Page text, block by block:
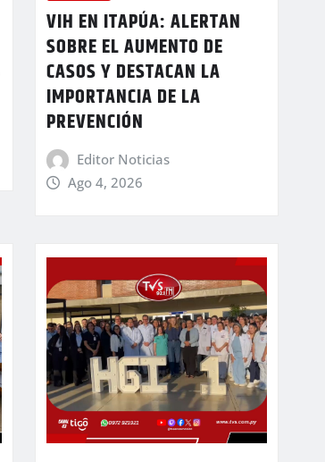
VIH EN ITAPÚA: ALERTAN
SOBRE EL AUMENTO DE
CASOS Y DESTACAN LA
IMPORTANCIA DE LA
PREVENCIÓN
Editor Noticias
Ago 4, 2026